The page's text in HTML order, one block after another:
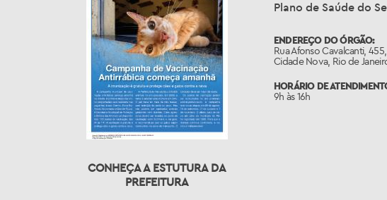
CONHEÇA A ESTUTURA DA
PREFEITURA
Plano de Saúde do
ENDEREÇO DO ÓRGÃO:
Rua Afonso Cavalcanti,
Cidade Nova, Rio de
HORÁRIO DE
9h às 16h